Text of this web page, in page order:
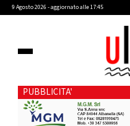
9 Agosto 2026 - aggiornato alle 17:45
PUBBLICITA'